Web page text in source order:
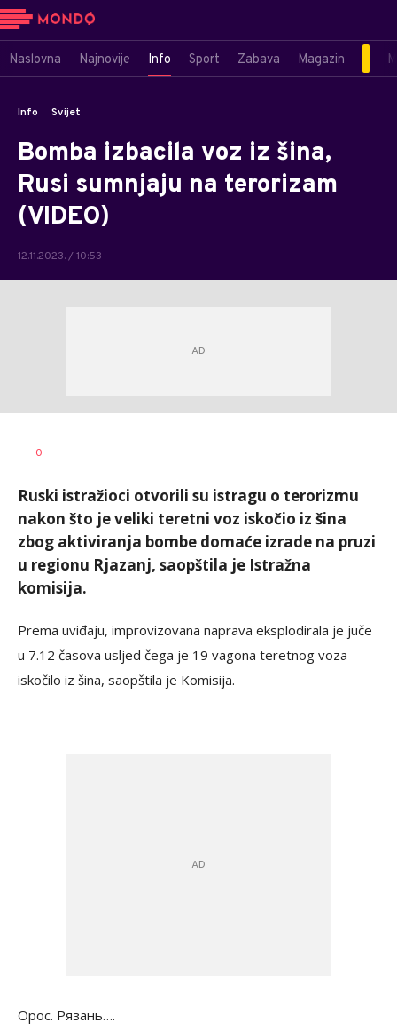
Naslovna Najnovije Info Sport Zabava Magazin
Info Svijet
Bomba izbacila voz iz šina,
Rusi sumnjaju na terorizam
(VIDEO)
12.11.2023. / 10:53
AUTOR
0
Ruski istražioci otvorili su istragu o terorizmu
nakon što je veliki teretni voz iskočio iz šina
zbog aktiviranja bombe domaće izrade na pruzi
u regionu Rjazanj, saopštila je Istražna
komisija.
Prema uviđaju, improvizovana naprava eksplodirala je juče
u 7.12 časova usljed čega je 19 vagona teretnog voza
iskočilo iz šina, saopštila je Komisija.
Орос. Рязань….